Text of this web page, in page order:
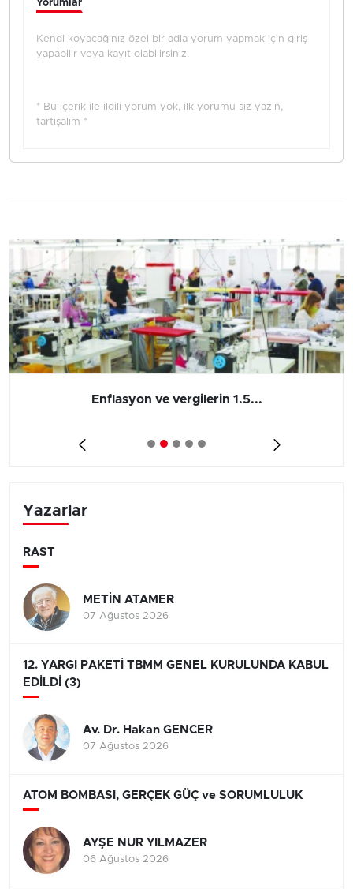
Yorumlar
Kendi koyacağınız özel bir adla yorum yapmak için giriş
yapabilir veya kayıt olabilirsiniz.
* Bu içerik ile ilgili yorum yok, ilk yorumu siz yazın,
tartışalım *
Enflasyon ve vergilerin 1.5...
Yazarlar
RAST
METİN ATAMER
07 Ağustos 2026
12. YARGI PAKETİ TBMM GENEL KURULUNDA KABUL
EDİLDİ (3)
Av. Dr. Hakan GENCER
07 Ağustos 2026
ATOM BOMBASI, GERÇEK GÜÇ ve SORUMLULUK
AYŞE NUR YILMAZER
06 Ağustos 2026